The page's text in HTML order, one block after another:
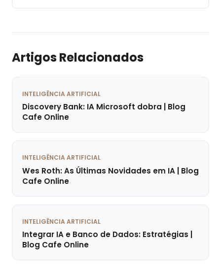
Artigos Relacionados
INTELIGÊNCIA ARTIFICIAL
Discovery Bank: IA Microsoft dobra | Blog
Cafe Online
INTELIGÊNCIA ARTIFICIAL
Wes Roth: As Últimas Novidades em IA | Blog
Cafe Online
INTELIGÊNCIA ARTIFICIAL
Integrar IA e Banco de Dados: Estratégias |
Blog Cafe Online